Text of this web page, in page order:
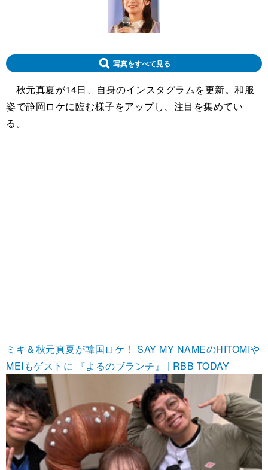
写真をすべて見る
秋元真夏が14日、自身のインスタグラムを更新。和服
姿で静岡ロケに臨む様子をアップし、注目を集めてい
る。
ミキ＆秋元真夏が韓国ロケ！ SAY MY NAMEのHITOMIや
MEIもゲストに 『よるのブランチ』 | RBB TODAY